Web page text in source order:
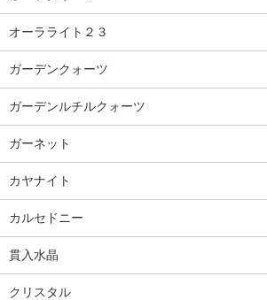
オーラライト２３
ガーデンクォーツ
ガーデンルチルクォーツ
ガーネット
カヤナイト
カルセドニー
貫入水晶
クリスタル